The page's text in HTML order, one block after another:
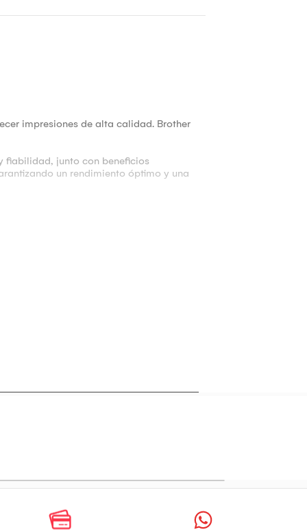
impresiones de alta calidad. Brother
fiabilidad, junto con beneficios
un rendimiento óptimo y una